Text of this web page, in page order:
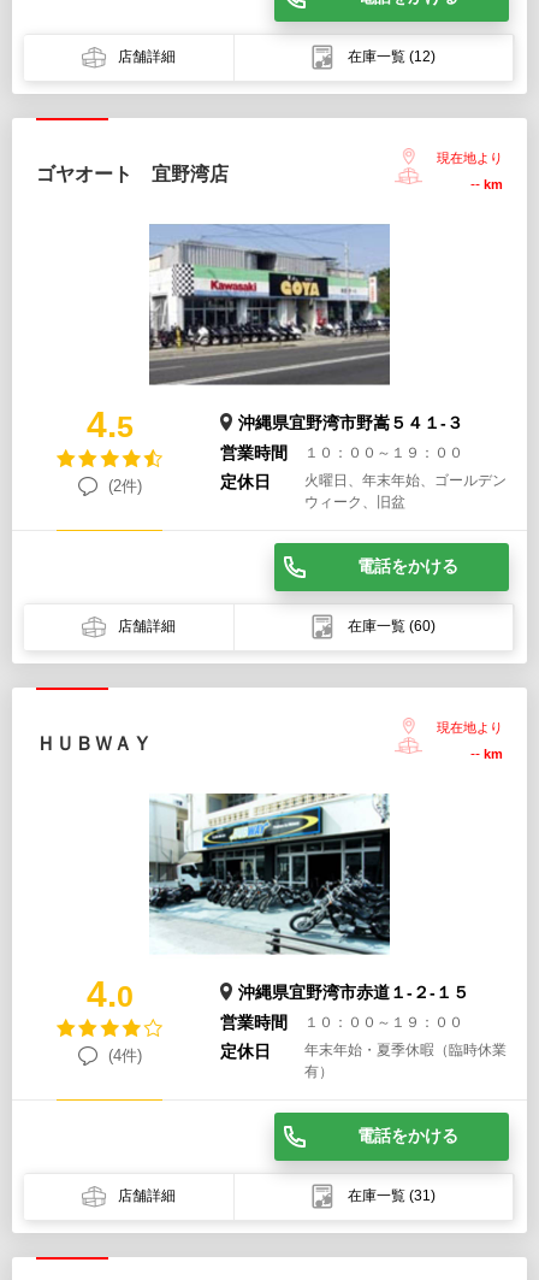
店舗詳細 在庫一覧 (12)
ゴヤオート 宜野湾店
現在地より
-- km
4.5
(2件)
沖縄県宜野湾市野嵩５４１-３
営業時間
１０：００～１９：００
定休日
火曜日、年末年始、ゴールデン
ウィーク、旧盆
電話をかける
店舗詳細 在庫一覧 (60)
ＨＵＢＷＡＹ
現在地より
-- km
4.0
(4件)
沖縄県宜野湾市赤道１-２-１５
営業時間
１０：００～１９：００
定休日
年末年始・夏季休暇（臨時休業
有）
電話をかける
店舗詳細 在庫一覧 (31)